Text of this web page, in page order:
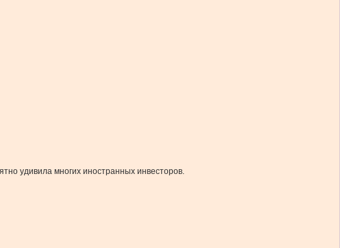
удивила многих иностранных инвесторов.